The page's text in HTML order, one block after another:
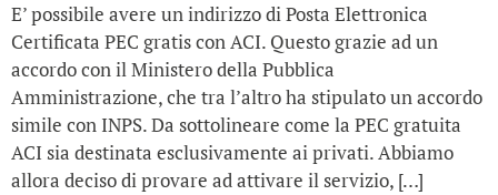
E’ possibile avere un indirizzo di Posta Elettronica
Certificata PEC gratis con ACI. Questo grazie ad un
accordo con il Ministero della Pubblica
Amministrazione, che tra l’altro ha stipulato un accordo
simile con INPS. Da sottolineare come la PEC gratuita
ACI sia destinata esclusivamente ai privati. Abbiamo
allora deciso di provare ad attivare il servizio, […]